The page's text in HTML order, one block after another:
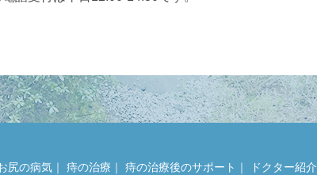
尻の病気 ｜ 痔の治療 ｜ 痔の治療後のサポート ｜ ドクター紹介